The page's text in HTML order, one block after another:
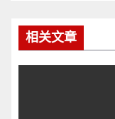
相关文章